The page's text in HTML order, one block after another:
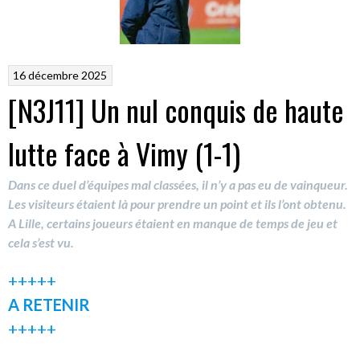
16 décembre 2025
[N3J11] Un nul conquis de haute
lutte face à Vimy (1-1)
Dans ce duel d’équipes mal classées, il n’y a pas eu de vainqueur.
Les visiteurs étaient là pour prendre un point et ils l’ont obtenu.
A Lille, certains joueurs étaient en manque de temps de jeu et
cela s’est vu.
+++++
A RETENIR
+++++